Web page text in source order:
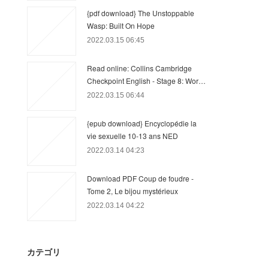
{pdf download} The Unstoppable
Wasp: Built On Hope
2022.03.15 06:45
Read online: Collins Cambridge
Checkpoint English - Stage 8: Wor…
2022.03.15 06:44
{epub download} Encyclopédie la
vie sexuelle 10-13 ans NED
2022.03.14 04:23
Download PDF Coup de foudre -
Tome 2, Le bijou mystérieux
2022.03.14 04:22
カテゴリ